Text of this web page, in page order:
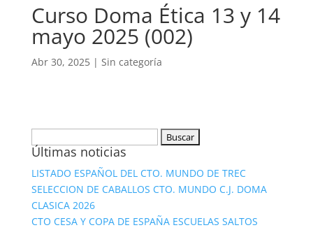
Curso Doma Ética 13 y 14
mayo 2025 (002)
Abr 30, 2025| Sin categoría
Últimas noticias
LISTADO ESPAÑOL DEL CTO. MUNDO DE TREC
SELECCION DE CABALLOS CTO. MUNDO C.J. DOMA
CLASICA 2026
CTO CESA Y COPA DE ESPAÑA ESCUELAS SALTOS